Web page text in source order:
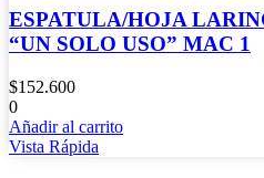
ESPATULA/HOJA
“UN SOLO USO” MAC 1
$152.600
0
Añadir al carrito
Vista Rápida